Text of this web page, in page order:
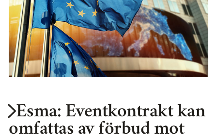
Esma: Eventkontrakt kan
omfattas av förbud mot